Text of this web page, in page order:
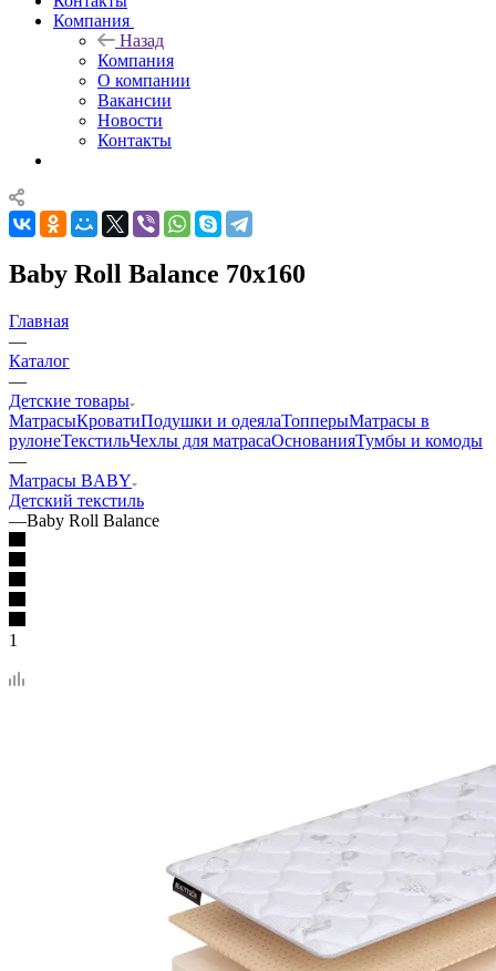
Компания
Назад
Компания
О компании
Вакансии
Новости
Контакты
Baby Roll Balance 70x160
Главная
—
Каталог
—
Детские товары
МатрасыКроватиПодушки и одеялаТопперыМатрасы в
рулонеТекстильЧехлы для матрасаОснованияТумбы и комоды
—
Матрасы BABY
Детский текстиль
—Baby Roll Balance
1